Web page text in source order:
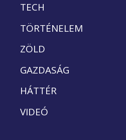
TECH
TÖRTÉNELEM
ZÖLD
GAZDASÁG
HÁTTÉR
VIDEÓ